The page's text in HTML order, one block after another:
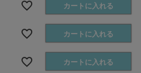
カートに入れる
カートに入れる
カートに入れる